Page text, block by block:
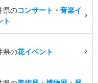
県のコンサート・音楽イ
ト
県の花イベント